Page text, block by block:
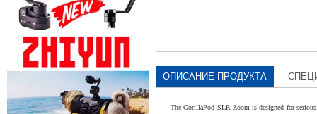
ОПИСАНИЕ ПРОДУКТА
The GorillaPod SLR-Zoom is designed for